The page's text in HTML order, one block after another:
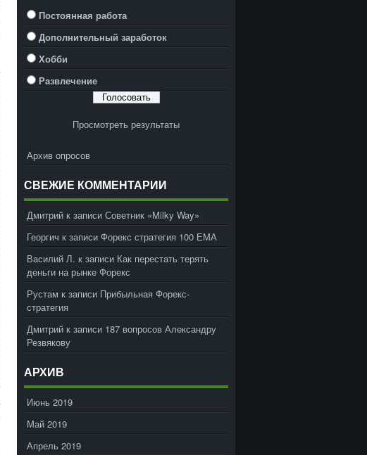
Постоянная работа
Дополнительный заработок
Хобби
Развлечение
Просмотреть результаты
Архив опросов
СВЕЖИЕ КОММЕНТАРИИ
Дмитрий к записи Советник «Milky Way»
Георгич к записи Форекс стратегия 100 ЕМА
Василий Л. к записи Как перестать терять
деньги на рынке Форекс
Рустам к записи Прибыльная Форекс-
стратегия
Дмитрий к записи 187 вопросов Александру
Резвякову
АРХИВ
Июнь 2019
Май 2019
Апрель 2019